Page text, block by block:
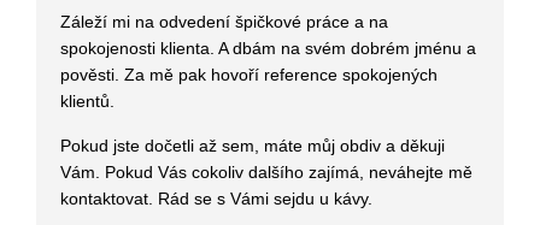
Záleží mi na odvedení špičkové práce a na
spokojenosti klienta. A dbám na svém dobrém jménu a
pověsti. Za mě pak hovoří reference spokojených
klientů.
Pokud jste dočetli až sem, máte můj obdiv a děkuji
Vám. Pokud Vás cokoliv dalšího zajímá, neváhejte mě
kontaktovat. Rád se s Vámi sejdu u kávy.